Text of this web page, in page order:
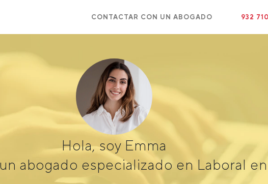
CONTACTAR CON UN ABOGADO 932
Hola, soy Emma
abogado especializado en Laboral